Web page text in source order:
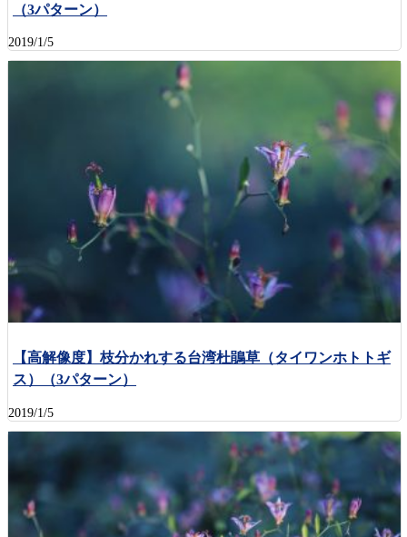
（3パターン）
2019/1/5
【高解像度】枝分かれする台湾杜鵑草（タイワンホトトギ
ス）（3パターン）
2019/1/5